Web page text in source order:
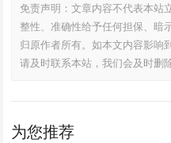
免责声明：文章内容不代表本站
整性、准确性给予任何担保、暗
归原作者所有。如本文内容影响
请及时联系本站，我们会及时删
为您推荐